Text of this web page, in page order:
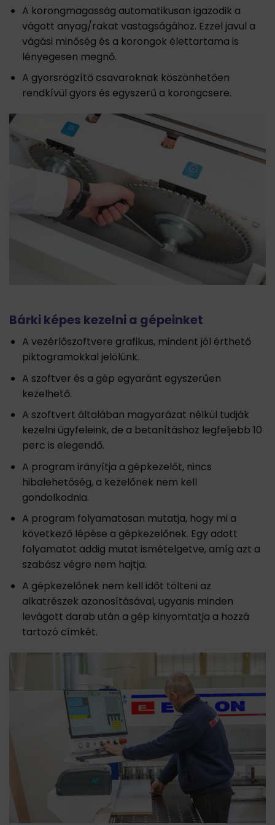
A korongmagasság automatikusan igazodik a
vágott anyag/rakat vastagságához. Ezzel javul a
vágási minőség és a korongok élettartama is
lényegesen megnő.
A gyorsrögzítő csavaroknak köszönhetően
rendkívül gyors és egyszerű a korongcsere.
Bárki képes kezelni a gépeinket
A vezérlőszoftvere grafikus, mindent jól érthető
piktogramokkal jelölünk.
A szoftver és a gép egyaránt egyszerűen
kezelhető.
A szoftvert általában magyarázat nélkül tudják
kezelni ügyfeleink, de a betanításhoz legfeljebb 10
perc is elegendő.
A program irányítja a gépkezelőt, nincs
hibalehetőség, a kezelőnek nem kell
gondolkodnia.
A program folyamatosan mutatja, hogy mi a
következő lépése a gépkezelőnek. Egy adott
folyamatot addig mutat ismételgetve, amíg azt a
szabász végre nem hajtja.
A gépkezelőnek nem kell időt tölteni az
alkatrészek azonosításával, ugyanis minden
levágott darab után a gép kinyomtatja a hozzá
tartozó címkét.